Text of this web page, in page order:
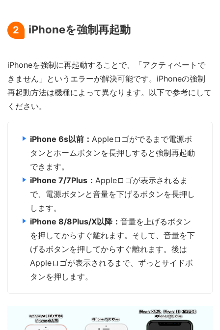
2 iPhoneを強制再起動
iPhoneを強制に再起動することで、「アクティベートで
きません」というエラーが解決可能です。iPhoneの強制
再起動方法は機種によって異なります。以下で参考にして
ください。
iPhone 6s以前： Appleロゴがでるまで電源ボ
タンとホームボタンを長押しすると強制再起動
できます。
iPhone 7/7Plus： Appleロゴが表示されるま
で、電源ボタンと音量を下げるボタンを長押し
します。
iPhone 8/8Plus/X以降： 音量を上げるボタン
を押してからすぐ離れます。そして、音量を下
げるボタンを押してからすぐ離れます。後は
Appleロゴが表示されるまで、ずっとサイドボ
タンを押します。